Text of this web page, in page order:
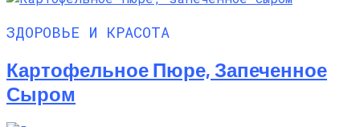
ЗДОРОВЬЕ И КРАСОТА
Картофельное Пюре, Запеченное
Сыром